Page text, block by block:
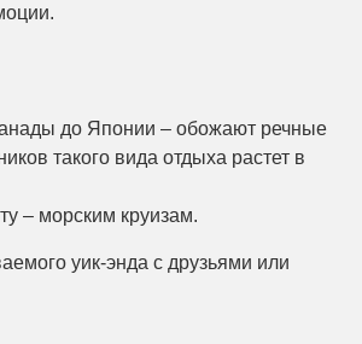
до Японии – обожают речные
такого вида отдыха растет в
– морским круизам.
уик-энда с друзьями или